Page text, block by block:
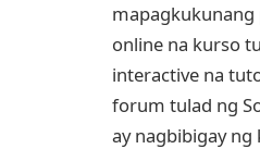
mapagkukunang
online na kurso
interactive na
forum tulad ng
ay nagbibigay